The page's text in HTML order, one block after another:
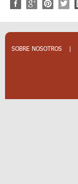
SOBRE NOSOTROS |